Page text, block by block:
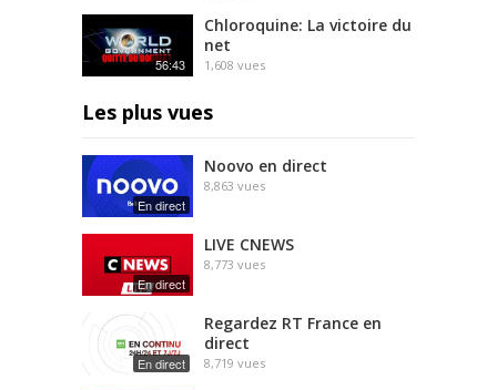
56:43
Chloroquine: La victoire du
net
1,608 vues
Les plus vues
En direct
Noovo en direct
8,863 vues
En direct
LIVE CNEWS
8,773 vues
En direct
Regardez RT France en
direct
8,719 vues